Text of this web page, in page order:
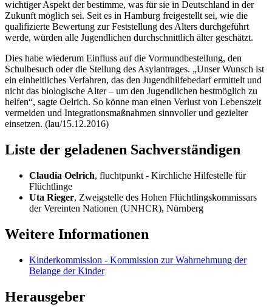
wichtiger Aspekt der bestimme, was für sie in Deutschland in der
Zukunft möglich sei. Seit es in Hamburg freigestellt sei, wie die
qualifizierte Bewertung zur Feststellung des Alters durchgeführt
werde, würden alle Jugendlichen durchschnittlich älter geschätzt.
Dies habe wiederum Einfluss auf die Vormundbestellung, den
Schulbesuch oder die Stellung des Asylantrages. „Unser Wunsch ist
ein einheitliches Verfahren, das den Jugendhilfebedarf ermittelt und
nicht das biologische Alter – um den Jugendlichen bestmöglich zu
helfen“, sagte Oelrich. So könne man einen Verlust von Lebenszeit
vermeiden und Integrationsmaßnahmen sinnvoller und gezielter
einsetzen. (lau/15.12.2016)
Liste der geladenen Sachverständigen
Claudia Oelrich, fluchtpunkt - Kirchliche Hilfestelle für
Flüchtlinge
Uta Rieger, Zweigstelle des Hohen Flüchtlingskommissars
der Vereinten Nationen (UNHCR), Nürnberg
Weitere Informationen
Kinderkommission - Kommission zur Wahrnehmung der
Belange der Kinder
Herausgeber